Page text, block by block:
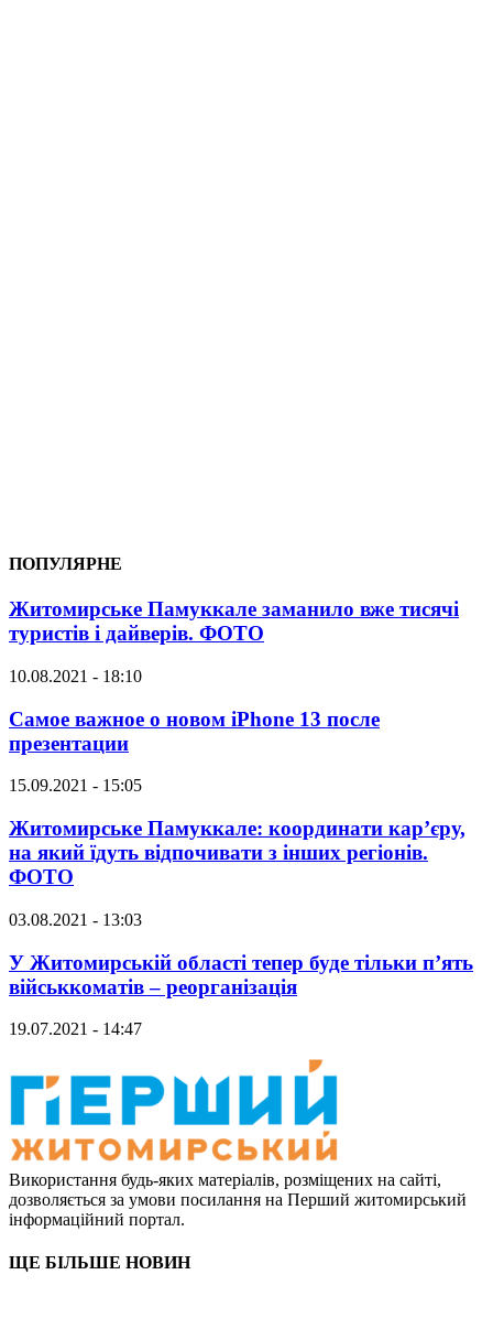
ПОПУЛЯРНЕ
Житомирське Памуккале заманило вже тисячі
туристів і дайверів. ФОТО
10.08.2021 - 18:10
Самое важное о новом iPhone 13 после
презентации
15.09.2021 - 15:05
Житомирське Памуккале: координати кар’єру,
на який їдуть відпочивати з інших регіонів.
ФОТО
03.08.2021 - 13:03
У Житомирській області тепер буде тільки п’ять
військкоматів – реорганізація
19.07.2021 - 14:47
Використання будь-яких матеріалів, розміщених на сайті,
дозволяється за умови посилання на Перший житомирський
інформаційний портал.
ЩЕ БІЛЬШЕ НОВИН